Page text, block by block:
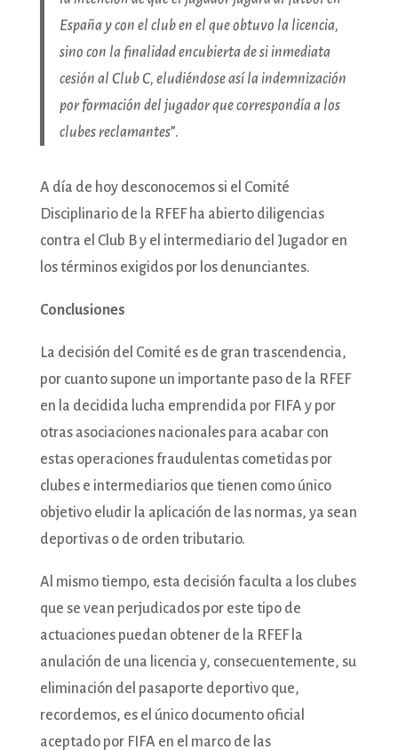
España y con el club en el que obtuvo la licencia,
sino con la finalidad encubierta de si inmediata
cesión al Club C, eludiéndose así la indemnización
por formación del jugador que correspondía a los
clubes reclamantes”.
A día de hoy desconocemos si el Comité
Disciplinario de la RFEF ha abierto diligencias
contra el Club B y el intermediario del Jugador en
los términos exigidos por los denunciantes.
Conclusiones
La decisión del Comité es de gran trascendencia,
por cuanto supone un importante paso de la RFEF
en la decidida lucha emprendida por FIFA y por
otras asociaciones nacionales para acabar con
estas operaciones fraudulentas cometidas por
clubes e intermediarios que tienen como único
objetivo eludir la aplicación de las normas, ya sean
deportivas o de orden tributario.
Al mismo tiempo, esta decisión faculta a los clubes
que se vean perjudicados por este tipo de
actuaciones puedan obtener de la RFEF la
anulación de una licencia y, consecuentemente, su
eliminación del pasaporte deportivo que,
recordemos, es el único documento oficial
aceptado por FIFA en el marco de las